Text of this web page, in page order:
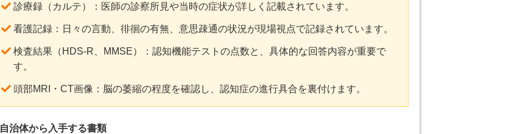
診療録（カルテ）：医師の診察所見や当時の症状が詳しく記載されています。
看護記録：日々の言動、徘徊の有無、意思疎通の状況が現場視点で記録されています。
検査結果（HDS-R、MMSE）：認知機能テストの点数と、具体的な回答内容が重要で
す。
頭部MRI・CT画像：脳の萎縮の程度を確認し、認知症の進行具合を裏付けます。
自治体から入手する書類